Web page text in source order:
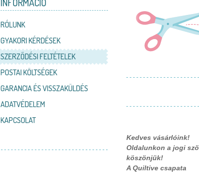
RÓLUNK
GYAKORI KÉRDÉSEK
SZERZŐDÉSI FELTÉTELEK
POSTAI KÖLTSÉGEK
GARANCIA ÉS VISSZAKÜLDÉS
ADATVÉDELEM
KAPCSOLAT
Kedves vásárlóink!
Oldalunkon a jogi
köszönjük!
A Quiltive csapata